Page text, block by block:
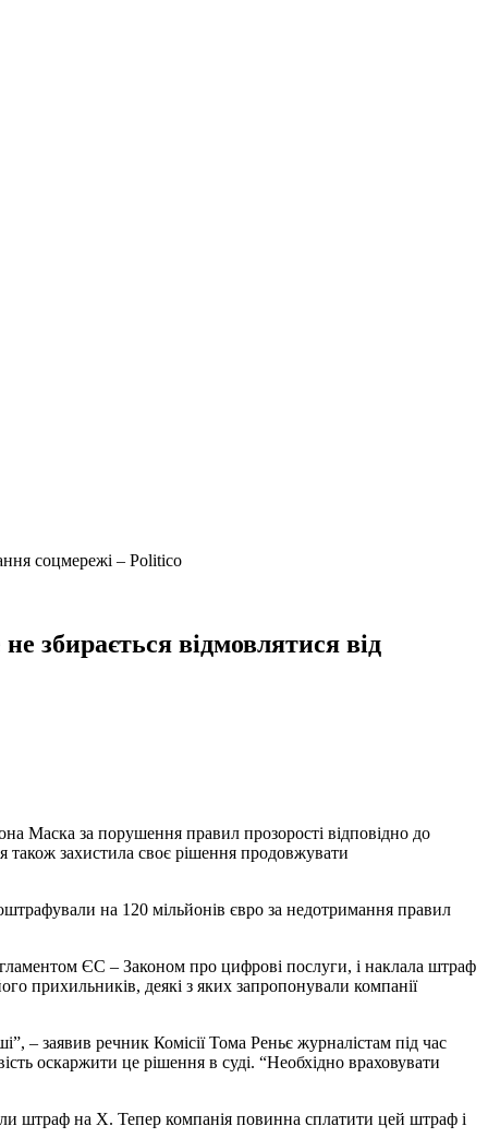
соцмережі – Politico
збирається відмовлятися від
Маска за порушення правил прозорості відповідно до
також захистила своє рішення продовжувати
на 120 мільйонів євро за недотримання правил
ЄС – Законом про цифрові послуги, і наклала штраф
прихильників, деякі з яких запропонували компанії
– заявив речник Комісії Тома Реньє журналістам під час
оскаржити це рішення в суді. “Необхідно враховувати
штраф на X. Тепер компанія повинна сплатити цей штраф і